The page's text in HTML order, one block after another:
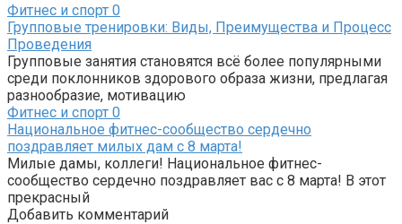
Фитнес и спорт 0
Групповые тренировки: Виды, Преимущества и Процесс
Проведения
Групповые занятия становятся всё более популярными
среди поклонников здорового образа жизни, предлагая
разнообразие, мотивацию
Фитнес и спорт 0
Национальное фитнес-сообщество сердечно
поздравляет милых дам с 8 марта!
Милые дамы, коллеги! Национальное фитнес-
сообщество сердечно поздравляет вас с 8 марта! В этот
прекрасный
Добавить комментарий